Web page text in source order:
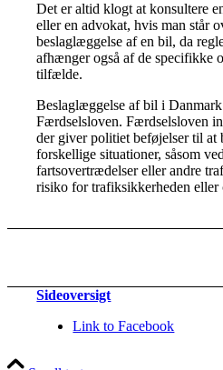
Det er altid klogt at konsultere
eller en advokat, hvis man står
beslaglæggelse af en bil, da
afhænger også af de specifikke
tilfælde.
Beslaglæggelse af bil i
Færdselsloven. Færdselsloven
der giver politiet beføjelser til at
forskellige situationer, såsom
fartsovertrædelser eller andre
risiko for trafiksikkerheden eller
Sideoversigt
Link to Facebook